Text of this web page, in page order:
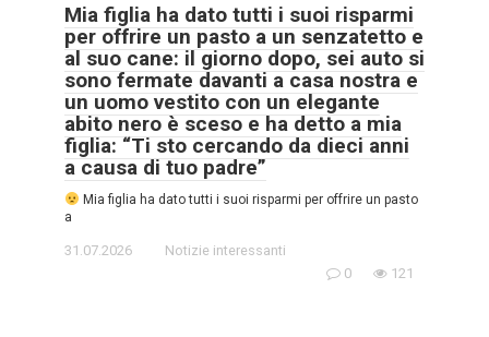
Mia figlia ha dato tutti i suoi risparmi
per offrire un pasto a un senzatetto e
al suo cane: il giorno dopo, sei auto si
sono fermate davanti a casa nostra e
un uomo vestito con un elegante
abito nero è sceso e ha detto a mia
figlia: “Ti sto cercando da dieci anni
a causa di tuo padre”
Mia figlia ha dato tutti i suoi risparmi per offrire un pasto
a
31.07.2026
Notizie interessanti
0
121